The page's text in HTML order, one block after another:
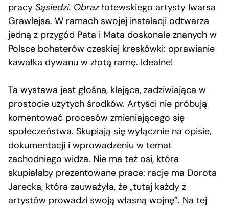
pracy Sąsiedzi. Obrazłotewskiego artysty Iwarsa
Grawlejsa. W ramach swojej instalacji odtwarza
jedną z przygód Pata i Mata doskonale znanych w
Polsce bohaterów czeskiej kreskówki: oprawianie
kawałka dywanu w złotą ramę. Idealne!
Ta wystawa jest głośna, klejąca, zadziwiająca w
prostocie użytych środków. Artyści nie próbują
komentować procesów zmieniającego się
społeczeństwa. Skupiają się wyłącznie na opisie,
dokumentacji i wprowadzeniu w temat
zachodniego widza. Nie ma też osi, która
skupiałaby prezentowane prace: racje ma Dorota
Jarecka, która zauważyła, że „tutaj każdy z
artystów prowadzi swoją własną wojnę”. Na tej